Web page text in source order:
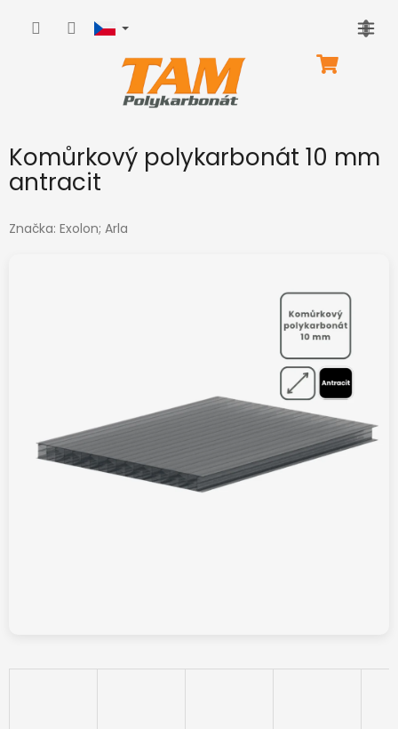
NÁKUPNÍ
Komůrkový polykarbonát 10 mm
antracit
Značka: Exolon; Arla